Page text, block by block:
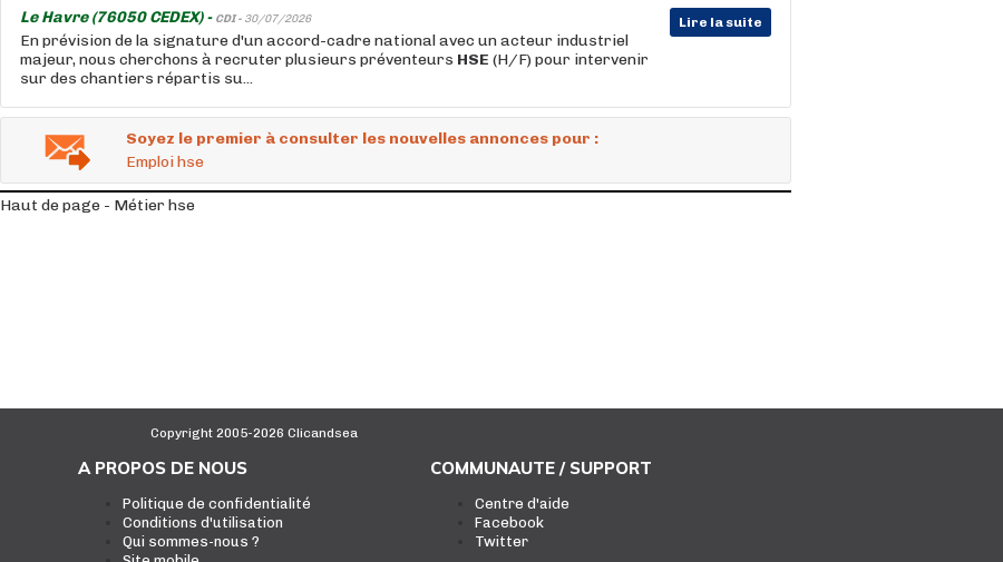
Le Havre (76050 CEDEX) - CDI - 30/07/2026 Lire la suite
En prévision de la signature d'un accord-cadre national avec un acteur industriel
majeur, nous cherchons à recruter plusieurs préventeurs HSE (H/F) pour intervenir
sur des chantiers répartis su...
Soyez le premier à consulter les nouvelles annonces pour :
Emploi hse
Haut de page - Métier hse
Copyright 2005-2026 Clicandsea
A PROPOS DE NOUS
Politique de confidentialité
Conditions d'utilisation
Qui sommes-nous ?
COMMUNAUTE / SUPPORT
Centre d'aide
Facebook
Twitter